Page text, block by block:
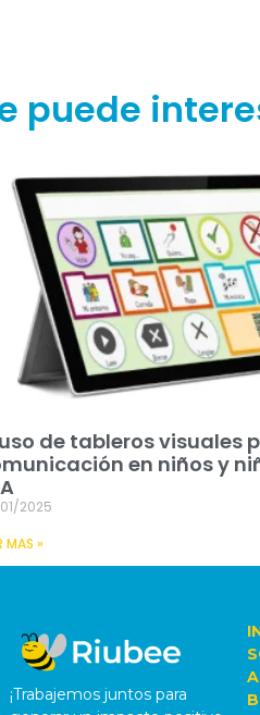
puede
de tableros visuales
en niños y
2025
MAS »
¡Trabajemos juntos para